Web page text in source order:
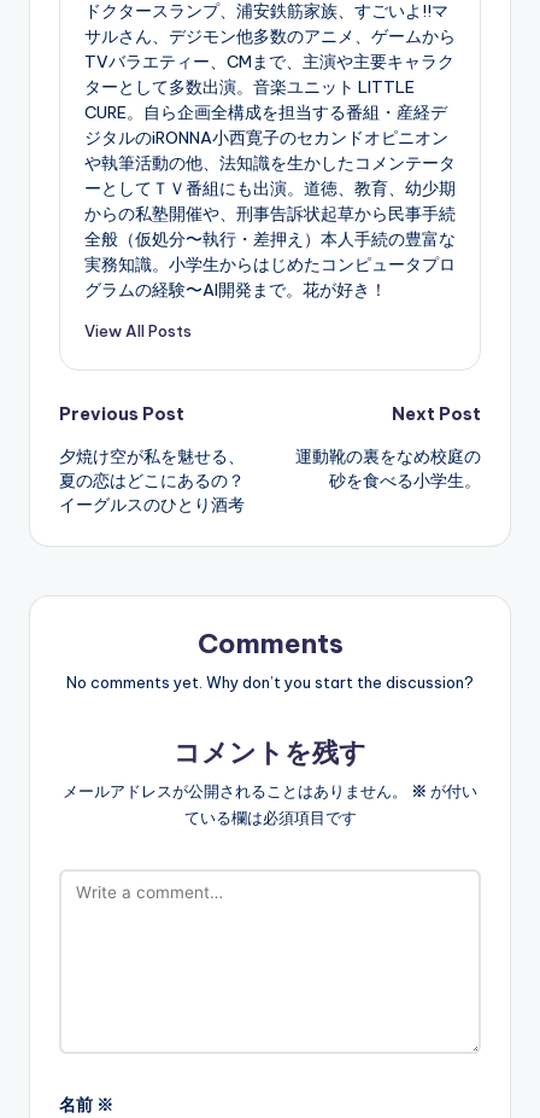
ドクタースランプ、浦安鉄筋家族、すごいよ!!マ
サルさん、デジモン他多数のアニメ、ゲームから
TVバラエティー、CMまで、主演や主要キャラク
ターとして多数出演。音楽ユニット LITTLE
CURE。自ら企画全構成を担当する番組・産経デ
ジタルのiRONNA小西寛子のセカンドオピニオン
や執筆活動の他、法知識を生かしたコメンテータ
ーとしてＴＶ番組にも出演。道徳、教育、幼少期
からの私塾開催や、刑事告訴状起草から民事手続
全般（仮処分〜執行・差押え）本人手続の豊富な
実務知識。小学生からはじめたコンピュータプロ
グラムの経験〜AI開発まで。花が好き！
View All Posts
Post
navigation
Previous Post
夕焼け空が私を魅せる、
夏の恋はどこにあるの？
イーグルスのひとり酒考
Next Post
運動靴の裏をなめ校庭の
砂を食べる小学生。
Comments
No comments yet. Why don’t you start the discussion?
コメントを残す
メールアドレスが公開されることはありません。 ※ が付い
ている欄は必須項目です
名前 ※